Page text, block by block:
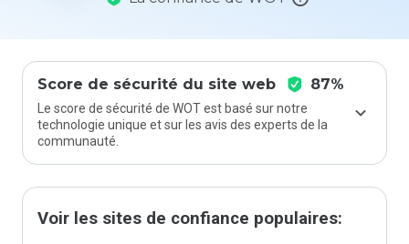
Score de sécurité du site web 87%
Le score de sécurité de WOT est basé sur notre
technologie unique et sur les avis des experts de la
communauté.
Voir les sites de confiance populaires: